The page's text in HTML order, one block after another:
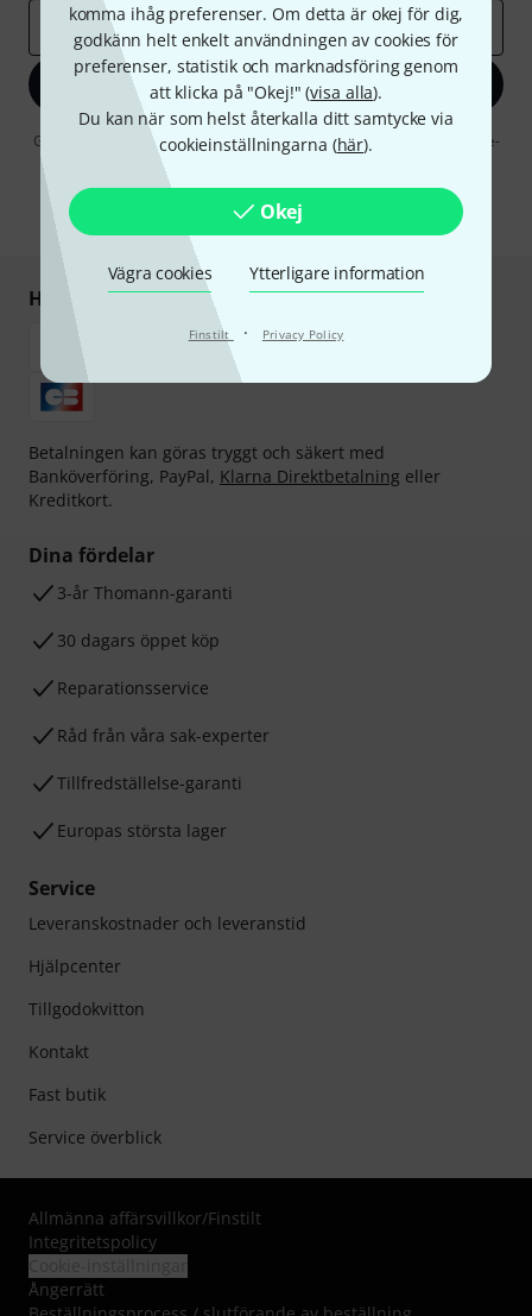
komma ihåg preferenser. Om detta är okej för dig,
godkänn helt enkelt användningen av cookies för
preferenser, statistik och marknadsföring genom
att klicka på "Okej!" (visa alla).
Du kan när som helst återkalla ditt samtycke via
cookieinställningarna (här).
Okej
Vägra cookies Ytterligare information
Finstilt · Privacy Policy
E-postadress*
Registrera dig nu
Genom att klicka på "Registrera dig nu" samtycker jag till att ta emot e-
postreklam. Avregistrering är möjlig när som helst. Du finner mer
information om nyhetsbrevet i vår
* Nödvändig
Handla och betala säkert
Betalningen kan göras tryggt och säkert med
Banköverföring, PayPal, Klarna Direktbetalning eller
Kreditkort.
Dina fördelar
3-år Thomann-garanti
30 dagars öppet köp
Reparationsservice
Råd från våra sak-experter
Tillfredställelse-garanti
Europas största lager
Service
Leveranskostnader och leveranstid
Hjälpcenter
Tillgodokvitton
Kontakt
Fast butik
Service överblick
Allmänna affärsvillkor/Finstilt
Integritetspolicy
Ångerrätt